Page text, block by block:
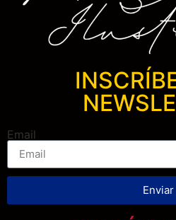
Email
Enviar